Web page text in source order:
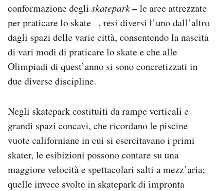
conformazione degli skatepark– le aree attrezzate
per praticare lo skate –, resi diversi l’uno dall’altro
dagli spazi delle varie città, consentendo la nascita
di vari modi di praticare lo skate e che alle
Olimpiadi di quest’anno si sono concretizzati in
due diverse discipline.
Negli skatepark costituiti da rampe verticali e
grandi spazi concavi, che ricordano le piscine
vuote californiane in cui si esercitavano i primi
skater, le esibizioni possono contare su una
maggiore velocità e spettacolari salti a mezz’aria;
quelle invece svolte in skatepark di impronta